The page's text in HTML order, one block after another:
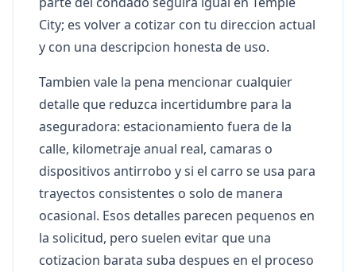
City; es volver a cotizar con tu direccion actual
y con una descripcion honesta de uso.
Tambien vale la pena mencionar cualquier
detalle que reduzca incertidumbre para la
aseguradora: estacionamiento fuera de la
calle, kilometraje anual real, camaras o
dispositivos antirrobo y si el carro se usa para
trayectos consistentes o solo de manera
ocasional. Esos detalles parecen pequenos en
la solicitud, pero suelen evitar que una
cotizacion barata suba despues en el proceso